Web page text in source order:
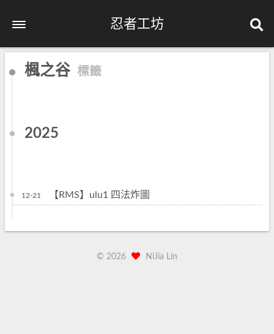
忍者工坊
楓之谷 標籤
2025
12-21 【RMS】ulu1 四法炸圖
© 2026 NiJia Lin